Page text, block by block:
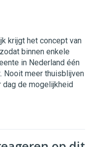
krijgt het concept van
binnen enkele
in Nederland één
Nooit meer thuisblijven
dag de mogelijkheid